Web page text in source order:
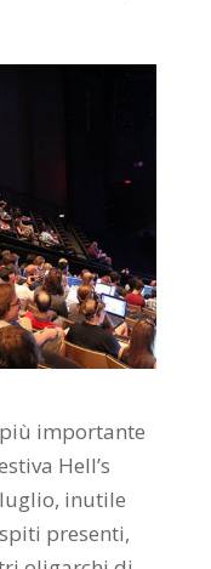
più importante
Hell’s
luglio, inutile
presenti,